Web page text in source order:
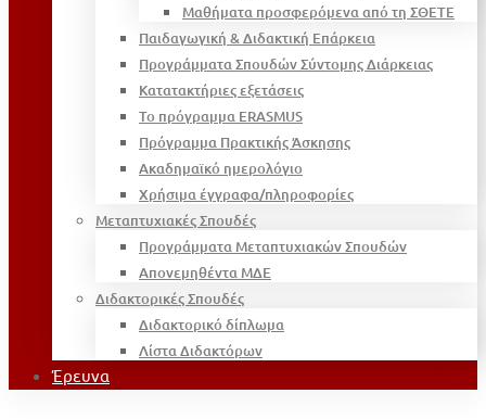
Μαθήματα προσφερόμενα από τη ΣΘΕΤΕ
Παιδαγωγική & Διδακτική Επάρκεια
Προγράμματα Σπουδών Σύντομης Διάρκειας
Κατατακτήριες εξετάσεις
Το πρόγραμμα ERASMUS
Πρόγραμμα Πρακτικής Άσκησης
Ακαδημαϊκό ημερολόγιο
Χρήσιμα έγγραφα/πληροφορίες
Μεταπτυχιακές Σπουδές
Προγράμματα Μεταπτυχιακών Σπουδών
Απονεμηθέντα ΜΔΕ
Διδακτορικές Σπουδές
Διδακτορικό δίπλωμα
Λίστα Διδακτόρων
Έρευνα